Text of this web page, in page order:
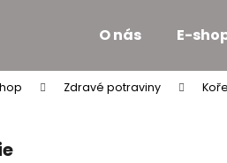
O nás E-
Zdravé potraviny